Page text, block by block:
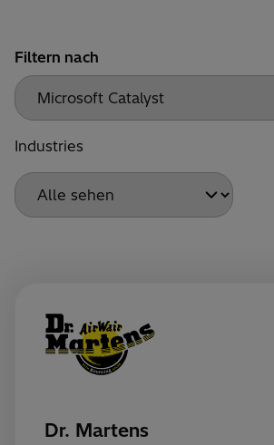
Filtern nach
Industries
Dr. Martens